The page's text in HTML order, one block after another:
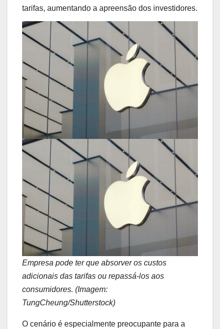
tarifas, aumentando a apreensão dos investidores.
Empresa pode ter que absorver os custos
adicionais das tarifas ou repassá-los aos
consumidores. (Imagem:
TungCheung/Shutterstock)
O cenário é especialmente preocupante para a